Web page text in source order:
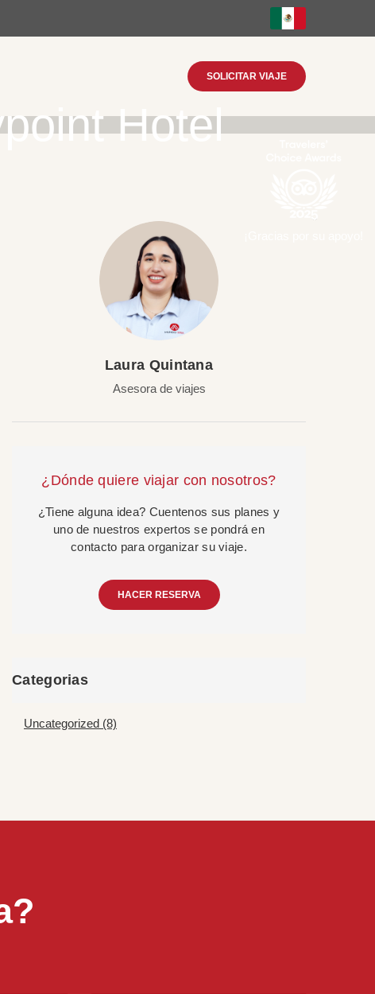
SOLICITAR VIAJE
Hotel
Laura Quintana
Asesora de viajes
¿Dónde quiere viajar con nosotros?
¿Tiene alguna idea? Cuentenos sus planes y
uno de nuestros expertos se pondrá en
contacto para organizar su viaje.
HACER RESERVA
Categorias
Uncategorized (8)